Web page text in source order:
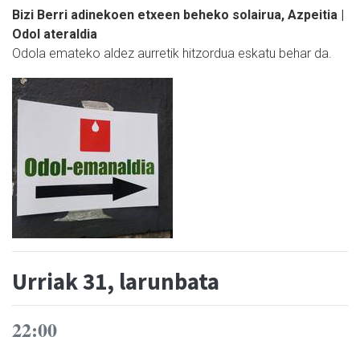
Bizi Berri adinekoen etxeen beheko solairua, Azpeitia |
Odol ateraldia
Odola emateko aldez aurretik hitzordua eskatu behar da.
Urriak 31, larunbata
22:00